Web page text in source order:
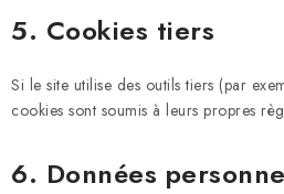
5. Cookies tiers
Si le site utilise des outils tiers (par
cookies sont soumis à leurs propres
6. Données